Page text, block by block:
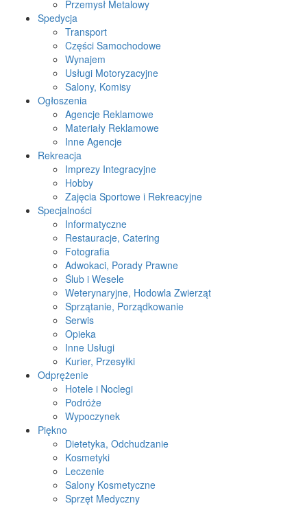
Przemysł Metalowy
Spedycja
Transport
Części Samochodowe
Wynajem
Usługi Motoryzacyjne
Salony, Komisy
Ogłoszenia
Agencje Reklamowe
Materiały Reklamowe
Inne Agencje
Rekreacja
Imprezy Integracyjne
Hobby
Zajęcia Sportowe i Rekreacyjne
Specjalności
Informatyczne
Restauracje, Catering
Fotografia
Adwokaci, Porady Prawne
Ślub i Wesele
Weterynaryjne, Hodowla Zwierząt
Sprzątanie, Porządkowanie
Serwis
Opieka
Inne Usługi
Kurier, Przesyłki
Odprężenie
Hotele i Noclegi
Podróże
Wypoczynek
Piękno
Dietetyka, Odchudzanie
Kosmetyki
Leczenie
Salony Kosmetyczne
Sprzęt Medyczny